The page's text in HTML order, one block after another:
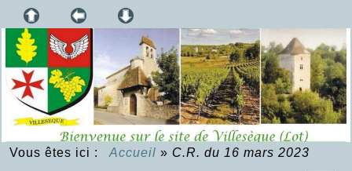
Vous êtes ici : Accueil » C.R. du 16 mars 2023